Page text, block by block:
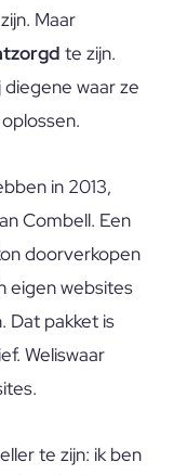
Maar
te zijn.
waar ze
in 2013,
Combell. Een
doorverkopen
eigen websites
Dat pakket is
Weliswaar
te zijn: ik ben